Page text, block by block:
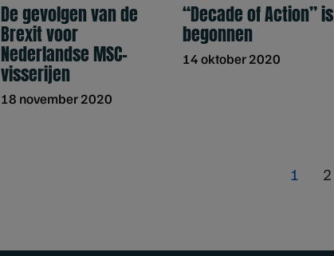
De gevolgen van de
Brexit voor
Nederlandse MSC-
visserijen
18 november 2020
“Decade of Action” is
begonnen
14 oktober 2020
1 2